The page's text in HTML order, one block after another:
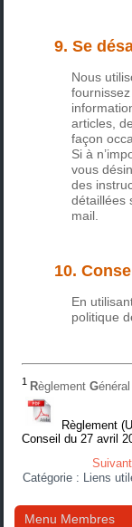
9. Se
Nous
articles,
façon
Si à
vous
des
détaillées
mail.
10.
En
politique
1 RèglementG
Règlement
Conseil du 27 avril
Suivant
Catégorie :
Liens
Menu Membres